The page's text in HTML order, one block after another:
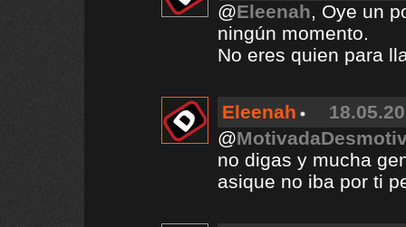
@Eleenah, Oye un
ningún momento.
No eres quien para
Eleenah
@
no digas y mucha
asique no iba por ti